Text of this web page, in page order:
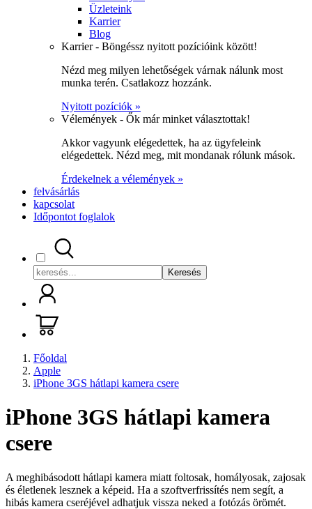
Üzleteink
Karrier
Blog
Karrier - Böngéssz nyitott pozícióink között!
Nézd meg milyen lehetőségek várnak nálunk most
munka terén. Csatlakozz hozzánk.
Nyitott pozíciók »
Vélemények - Ők már minket választottak!
Akkor vagyunk elégedettek, ha az ügyfeleink
elégedettek. Nézd meg, mit mondanak rólunk mások.
Érdekelnek a vélemények »
felvásárlás
kapcsolat
Időpontot foglalok
Keresés
Főoldal
Apple
iPhone 3GS hátlapi kamera csere
iPhone 3GS hátlapi kamera
csere
A meghibásodott hátlapi kamera miatt foltosak, homályosak, zajosak
és életlenek lesznek a képeid. Ha a szoftverfrissítés nem segít, a
hibás kamera cseréjével adhatjuk vissza neked a fotózás örömét.